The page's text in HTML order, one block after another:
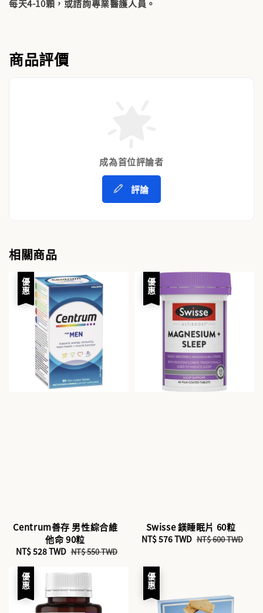
每天4-10顆，或諮詢專業醫護人員。
商品評價
成為首位評論者
評論
相關商品
優惠
Centrum善存 男性綜合維
他命 90粒
Sale
price
NT$ 528 TWD Regular
NT$ 550 TWD
優惠
Swisse 鎂睡眠片 60粒
Sale
NT$ 576 TWD Regular
NT$ 600 TWD
優惠 優惠